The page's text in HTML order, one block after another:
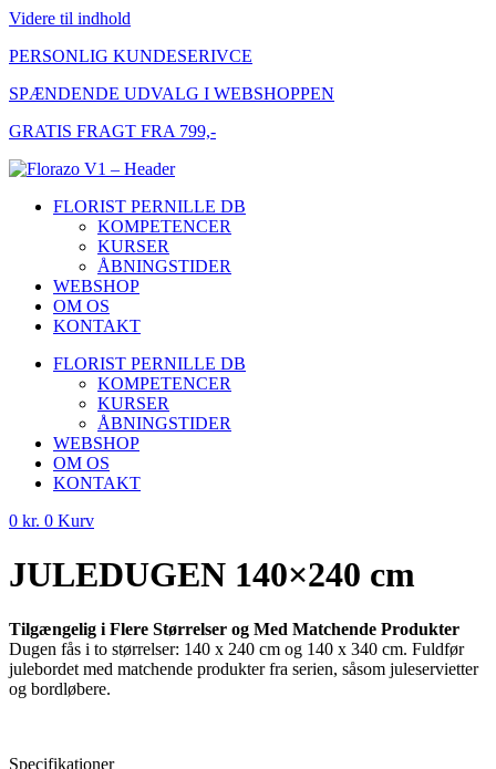
Videre til indhold
PERSONLIG KUNDESERIVCE
SPÆNDENDE UDVALG I WEBSHOPPEN
GRATIS FRAGT FRA 799,-
FLORIST PERNILLE DB
KOMPETENCER
KURSER
ÅBNINGSTIDER
WEBSHOP
OM OS
KONTAKT
FLORIST PERNILLE DB
KOMPETENCER
KURSER
ÅBNINGSTIDER
WEBSHOP
OM OS
KONTAKT
0 kr. 0 Kurv
JULEDUGEN 140×240 cm
Tilgængelig i Flere Størrelser og Med Matchende Produkter
Dugen fås i to størrelser: 140 x 240 cm og 140 x 340 cm. Fuldfør
julebordet med matchende produkter fra serien, såsom juleservietter
og bordløbere.
Specifikationer